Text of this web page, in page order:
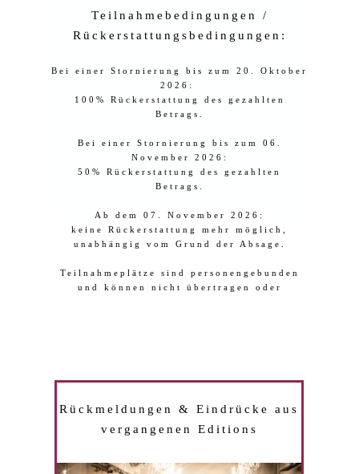
Workshop 6: Verzierungsmarathon
Ich stimme zu, dass meine Daten für den Anmeldeprozess erfasst und verwendet werden dürfen.
Teilnahmebedingungen /
Rückerstattungsbedingungen:
Bei einer Stornierung bis zum 20. Oktober
2026:
100% Rückerstattung des gezahlten
Betrags.
Bei einer Stornierung bis zum 06.
November 2026:
50% Rückerstattung des gezahlten
Betrags.
Ab dem 07. November 2026:
keine Rückerstattung mehr möglich,
unabhängig vom Grund der Absage.
Teilnahmeplätze sind personengebunden
und können nicht übertragen oder
Rückmeldungen & Eindrücke aus
vergangenen Editions